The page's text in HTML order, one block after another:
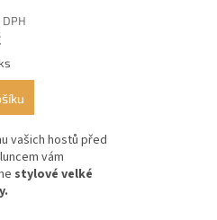
vašich hostů před
vám
stylové velké